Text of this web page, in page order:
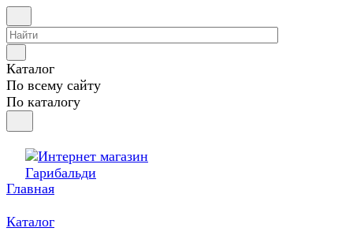
Каталог
По всему сайту
По каталогу
Главная
Каталог